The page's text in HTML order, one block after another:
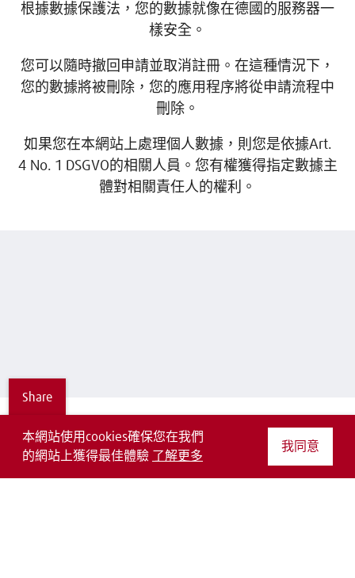
本網站使用cookies確保您在我們
的網站上獲得最佳體驗
了解更多
我同意
根據數據保護法，您的數據就像在德國的服務器一
樣安全。
您可以隨時撤回申請並取消註冊。在這種情況下，
您的數據將被刪除，您的應用程序將從申請流程中
刪除。
如果您在本網站上處理個人數據，則您是依據Art.
4 No. 1 DSGVO的相關人員。您有權獲得指定數據主
體對相關責任人的權利。
Share
主頁 聯絡我們 法律 使用條款